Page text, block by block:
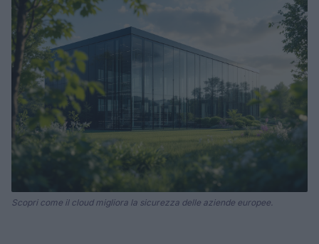
Scopri come il cloud migliora la sicurezza delle aziende europee.